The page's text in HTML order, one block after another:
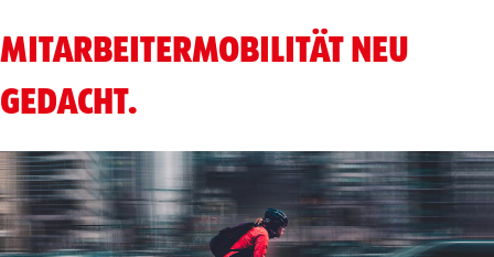
MITARBEITERMOBILITÄT NEU
GEDACHT.